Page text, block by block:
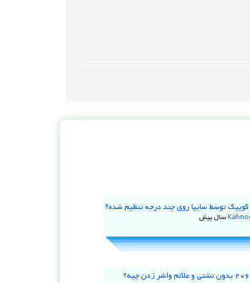
توسط سایپا روی چند درجه تنظیم شده؟
علت کم شدن آب ۲۰۶ بدون نشتی و علائم واشر زدن چیه؟